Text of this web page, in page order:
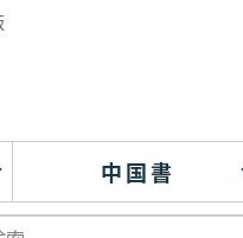
中国書